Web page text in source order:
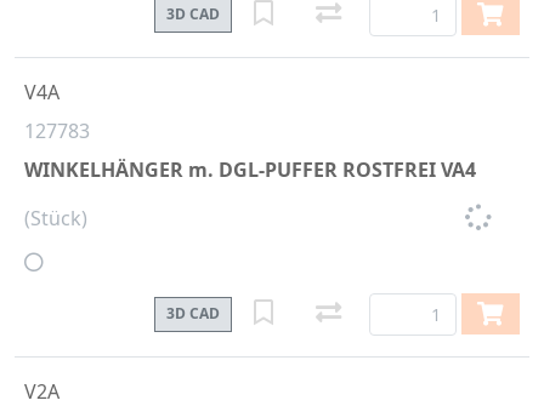
3D CAD
127783
WINKELHÄNGER m. DGL-PUFFER ROSTFREI VA4
V4A
(Stück)
3D CAD
V2A